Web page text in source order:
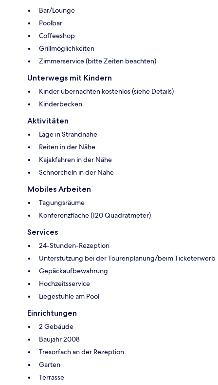
Bar/Lounge
Poolbar
Coffeeshop
Grillmöglichkeiten
Zimmerservice (bitte Zeiten beachten)
Unterwegs mit Kindern
Kinder übernachten kostenlos (siehe Details)
Kinderbecken
Aktivitäten
Lage in Strandnähe
Reiten in der Nähe
Kajakfahren in der Nähe
Schnorcheln in der Nähe
Mobiles Arbeiten
Tagungsräume
Konferenzfläche (120 Quadratmeter)
Services
24-Stunden-Rezeption
Unterstützung bei der Tourenplanung/beim Ticketerwerb
Gepäckaufbewahrung
Hochzeitsservice
Liegestühle am Pool
Einrichtungen
2 Gebäude
Baujahr 2008
Tresorfach an der Rezeption
Garten
Terrasse